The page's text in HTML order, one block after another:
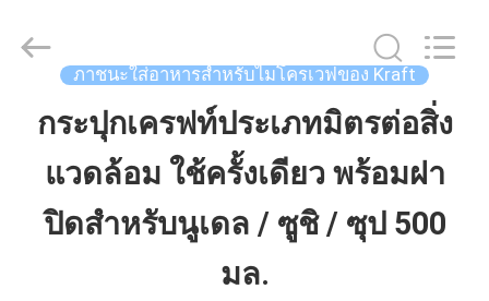
บ้าน
สินค้า
Environmental
Protection
Reserved.
ภาชนะใส่อาหารสำหรับไมโครเวฟของ Kraft
กระปุกเครฟท์ประเภทมิตรต่อสิ่ง
แวดล้อม ใช้ครั้งเดียว พร้อมฝา
ปิดสําหรับนูเดล / ซูชิ / ซุป 500
มล.